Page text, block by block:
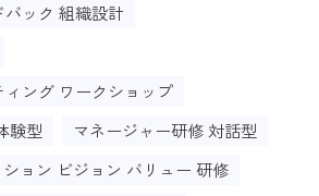
ック 組織設計
ング ワークショップ
験型
マネージャー研修 対話型
ション ビジョン バリュー 研修